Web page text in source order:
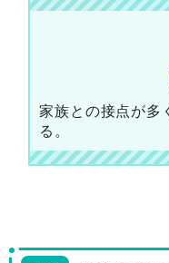
家族との接点が多
る。